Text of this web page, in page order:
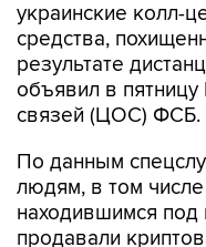
украинские колл-
средства,
результате
объявил в
связей (ЦОС) ФСБ.
По данным
людям, в том
находившимся
продавали